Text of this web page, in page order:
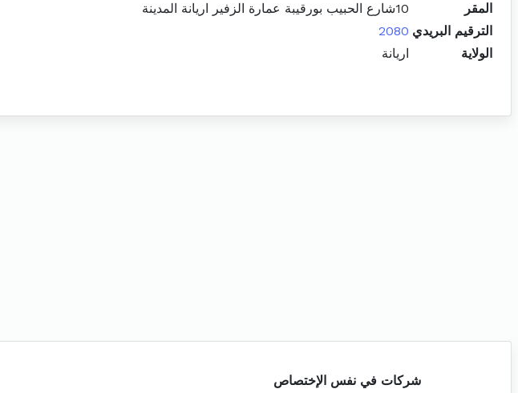
المقر
10شارع الحبيب بورقيبة عمارة الزفير اريانة المدينة
الترقيم البريدي 2080
الولاية
اريانة
شركات في نفس الإختصاص